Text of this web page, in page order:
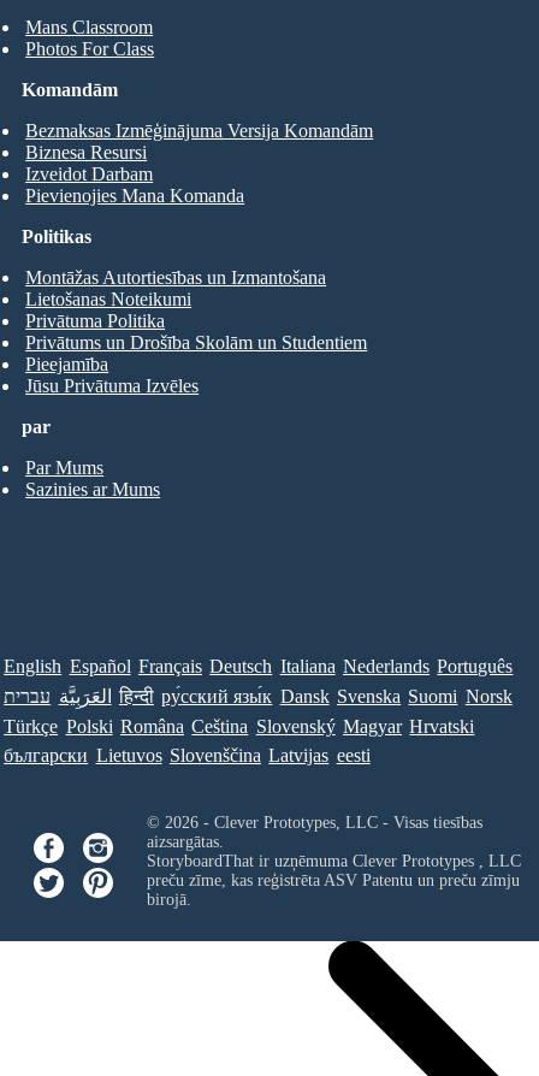
Mans Classroom
Photos For Class
Komandām
Bezmaksas Izmēģinājuma Versija Komandām
Biznesa Resursi
Izveidot Darbam
Pievienojies Mana Komanda
par
Par Mums
Sazinies ar Mums
Politikas
Montāžas Autortiesības un Izmantošana
Lietošanas Noteikumi
Privātuma Politika
Privātums un Drošība Skolām un Studentiem
Pieejamība
Jūsu Privātuma Izvēles
English Español Français Deutsch Italiana Nederlands Português
עברית العَرَبِيَّة हिन्दी ру́сский язы́к Dansk Svenska Suomi Norsk
Türkçe Polski Româna Ceština Slovenský Magyar Hrvatski
български Lietuvos Slovenščina Latvijas eesti
© 2026 - Clever Prototypes, LLC - Visas tiesības
aizsargātas.
StoryboardThat ir uzņēmuma Clever Prototypes , LLC
preču zīme, kas reģistrēta ASV Patentu un preču zīmju
birojā.